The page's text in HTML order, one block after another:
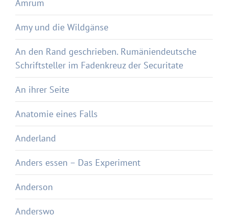
Amrum
Amy und die Wildgänse
An den Rand geschrieben. Rumäniendeutsche
Schriftsteller im Fadenkreuz der Securitate
An ihrer Seite
Anatomie eines Falls
Anderland
Anders essen – Das Experiment
Anderson
Anderswo